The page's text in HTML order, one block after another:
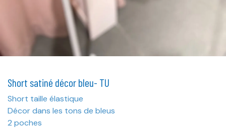
Short satiné décor bleu- TU
Short taille élastique
Décor dans les tons de bleus
2 poches